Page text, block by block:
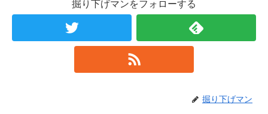
掘り下げマンをフォローする
掘り下げマン